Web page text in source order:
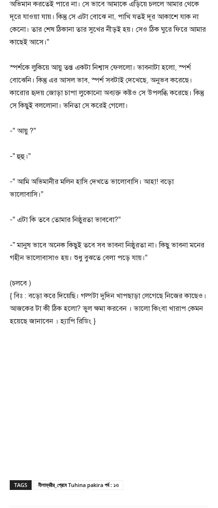
অভিমান করতেই পারে না। সে ভাবে আমাকে এড়িয়ে চললে আমার থেকে
দূরে যাওয়া যায়। কিন্তু সে এটা বোঝে না, পাখি যতই দূর আকাশে যাক না
কেনো। তার শেষ ঠিকানা তার সুখের নীড়ই হয়। সেও ঠিক ঘুরে ফিরে আমার
কাছেই আসে।”
স্পর্শকে লুকিয়ে আয়ু তপ্ত একটা নিশ্বাস ফেললো। ভাবনাটা হলো, স্পর্শ
বোঝেনি। কিন্তু এর আসল ভাব, স্পর্শ সবটাই দেখেছে, অনুভব করেছে।
কারোর হৃদয় জোড়া চাপা লুকোনো অব্যক্ত কষ্টও সে উপলব্ধি করেছে। কিন্তু
সে কিছুই বললোনা। ভনিতা সে করেই গেলো।
-” আয়ু ?”
-” হুহু।”
-” আমি অভিমানীর মলিন হাসি দেখতে ভালোবাসি। আহা! বড়ো
ভালোবাসি।”
-” এটা কি তবে তোমার নিষ্ঠুরতা ভাববো?”
-” মানুষ ভাবে অনেক কিছুই তবে সব ভাবনা নিষ্ঠুরতা না। কিছু ভাবনা মনের
গহীন ভালোবাসাও হয়। শুধু বুঝতে বেলা পড়ে যায়।”
(চলবে )
{ বিঃ : বড়ো করে দিয়েছি। গল্পটা দুদিন খাপছাড়া লেগেছে নিজের কাছেও।
আজকের টা কী ঠিক হলো? ভুল ক্ষমা করবেন । ভালো কিংবা খারাপ কেমন
হয়েছে জানাবেন । হ্যাপি রিডিং }
TAGS নীলাম্বরীর_প্রেমে Tuhina pakira পর্ব : ১৩